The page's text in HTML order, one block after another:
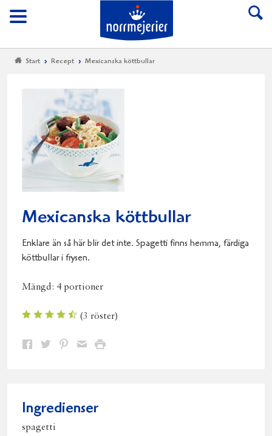
Meny
Till Norrmejerier
Start Recept Mexicanska köttbullar
Mexicanska köttbullar
Enklare än så här blir det inte. Spagetti finns hemma, färdiga
köttbullar i frysen.
Mängd: 4 portioner
(3 röster)
Dela Dela Dela DelaSkriv
Ingredienser
spagetti